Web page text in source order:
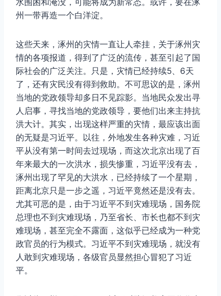
水围困和淹没，可能将成为新常态。或许，要在涿
州一带再造一个白洋淀。
这些天来，涿州的灾情一直让人牵挂，关于涿州灾
情的各项报道，得到了广泛的流传，甚至引起了国
际社会的广泛关注。只是，灾情已经持续5、6天
了，还有灾民没有得到救助。不可思议的是，涿州
当地的党政领导却多日不见踪影。当地民众发出寻
人启事，寻找当地的党政领导，要他们出来主持抗
洪大计。其实，出现这样严重的灾情，最应该出面
的无疑是习近平。以往，外地发生各种灾难，习近
平从没有第一时间去过现场，而这次北京出现了百
年来最大的一次洪水，损失惨重，习近平没有去，
涿州出现了罕见的大洪水，已经持续了一个星期，
距离北京只是一步之遥，习近平竟然还是没有去。
尤其可恶的是，由于习近平不到灾难现场，国务院
总理也不到灾难现场，乃至省长、市长也都不到灾
难现场，甚至完全不露面，这似乎已经成为一种党
政官员的行为模式。习近平不到灾难现场，就没有
人敢到灾难现场，各级官员显然担心冒犯了习近
平。